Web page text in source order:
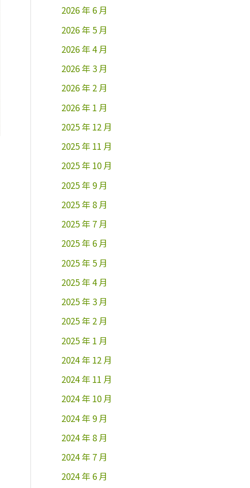
2026 年 6 月
2026 年 5 月
2026 年 4 月
2026 年 3 月
2026 年 2 月
2026 年 1 月
2025 年 12 月
2025 年 11 月
2025 年 10 月
2025 年 9 月
2025 年 8 月
2025 年 7 月
2025 年 6 月
2025 年 5 月
2025 年 4 月
2025 年 3 月
2025 年 2 月
2025 年 1 月
2024 年 12 月
2024 年 11 月
2024 年 10 月
2024 年 9 月
2024 年 8 月
2024 年 7 月
2024 年 6 月